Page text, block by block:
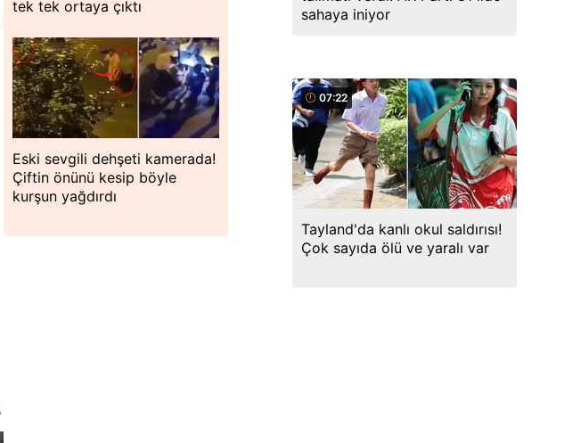
tek tek ortaya çıktı
Eski sevgili dehşeti kamerada!
Çiftin önünü kesip böyle
kurşun yağdırdı
sahaya iniyor
07:22
Tayland'da kanlı okul saldırısı!
Çok sayıda ölü ve yaralı var